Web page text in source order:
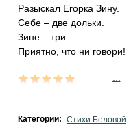
Разыскал Егорка Зину.
Себе – две дольки.
Зине – три...
Приятно, что ни говори!
Категории: Стихи Беловой